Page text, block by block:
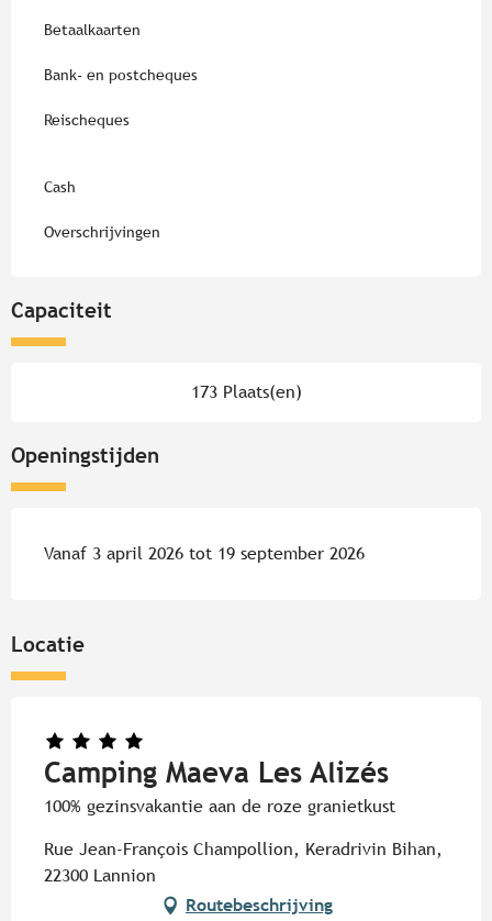
Betaalkaarten
Bank- en postcheques
Reischeques
Cash
Overschrijvingen
Capaciteit
173 Plaats(en)
Openingstijden
Vanaf 3 april 2026 tot 19 september 2026
Locatie
Camping Maeva Les Alizés
100% gezinsvakantie aan de roze granietkust
Rue Jean-François Champollion, Keradrivin Bihan,
22300 Lannion
Routebeschrijving